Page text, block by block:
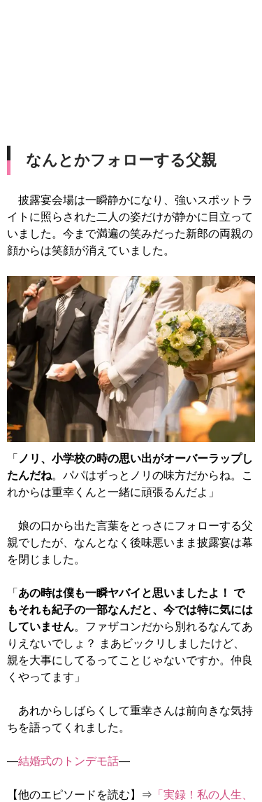
なんとかフォローする父親
披露宴会場は一瞬静かになり、強いスポットラ
イトに照らされた二人の姿だけが静かに目立って
いました。今まで満遍の笑みだった新郎の両親の
顔からは笑顔が消えていました。
「 ノリ、小学校の時の思い出がオーバーラップし
たんだね。パパはずっとノリの味方だからね。こ
れからは重幸くんと一緒に頑張るんだよ」
娘の口から出た言葉をとっさにフォローする父
親でしたが、なんとなく後味悪いまま披露宴は幕
を閉じました。
「 あの時は僕も一瞬ヤバイと思いましたよ！ で
もそれも紀子の一部なんだと、今では特に気には
していません。ファザコンだから別れるなんてあ
りえないでしょ？ まあビックリしましたけど、
親を大事にしてるってことじゃないですか。仲良
くやってます」
あれからしばらくして重幸さんは前向きな気持
ちを語ってくれました。
―結婚式のトンデモ話―
【他のエピソードを読む】⇒ 「実録！私の人生、